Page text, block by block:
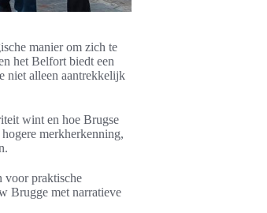
manier om zich te
het Belfort biedt een
niet alleen aantrekkelijk
wint en hoe Brugse
merkherkenning,
voor praktische
Brugge met narratieve